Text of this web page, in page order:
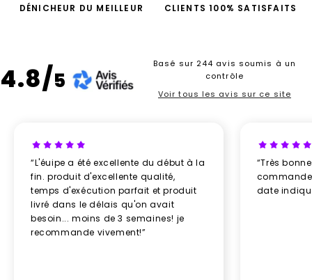
DÉNICHEUR DU MEILLEUR CLIENTS 100% SATISFAITS
4.8/5
Basé sur 244 avis soumis à un
contrôle
Voir tous les avis sur ce site
“L'éuipe a été excellente du début à la
fin. produit d'excellente qualité,
temps d'exécution parfait et produit
livré dans le délais qu'on avait
besoin... moins de 3 semaines! je
recommande vivement!”
“Très
date